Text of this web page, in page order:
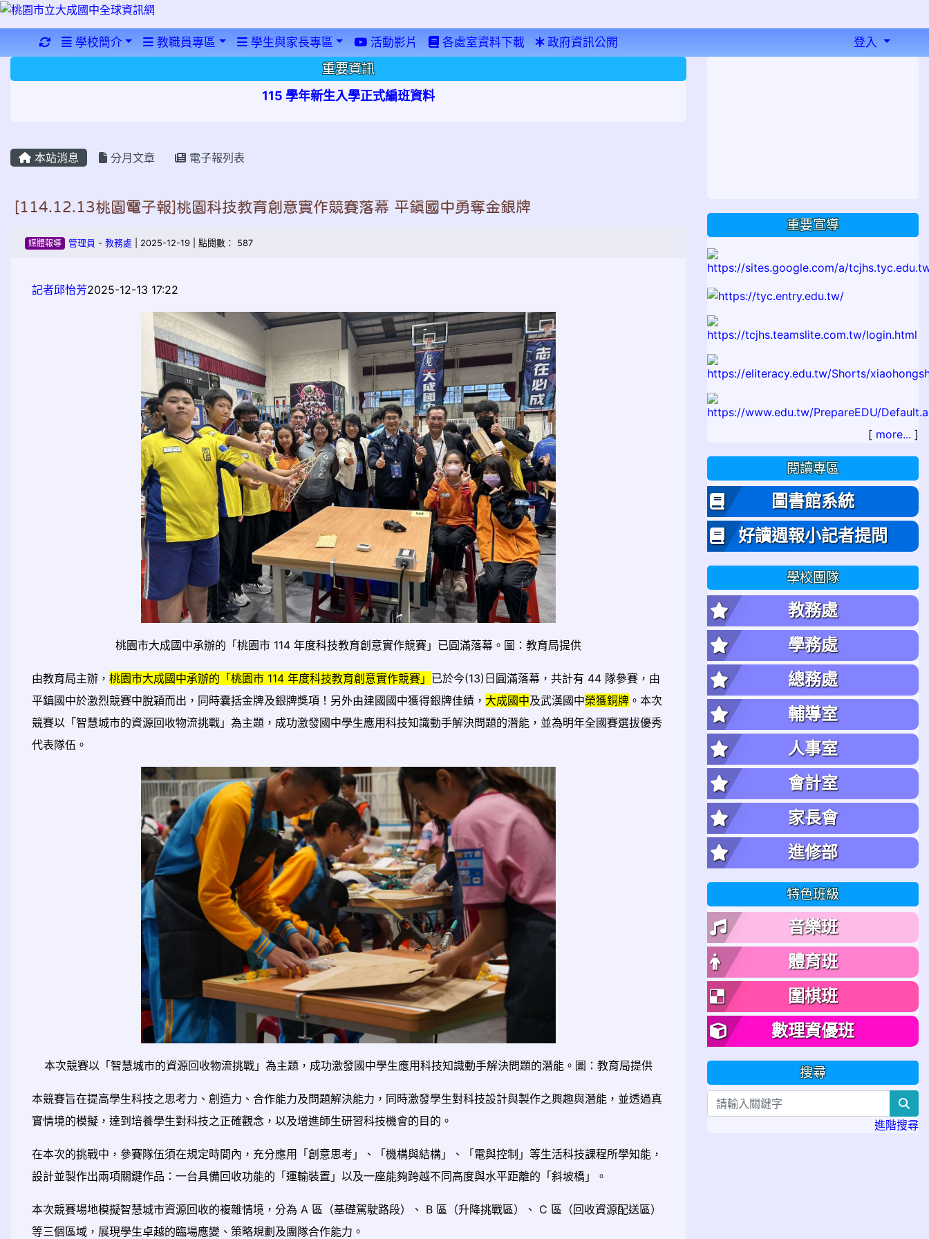
重新取得佈景設定
學校簡介 教職員專區 學生與家長專區 活動影片 各處室資料下載 政府資訊公開 登入
重要資訊
115 學年新生入學正式編班資料
本站消息 分月文章 電子報列表
[114.12.13桃園電子報]桃園科技教育創意實作競賽落幕 平鎮國中勇奪金銀牌
媒體報導 管理員 - 教務處 | 2025-12-19 | 點閱數： 587
記者邱怡芳2025-12-13 17:22
link to https://www.tcjhs.tyc.edu.tw/uploads/tadnews/image/323.jpg
桃園市大成國中承辦的「桃園市 114 年度科技教育創意實作競賽」已圓滿落幕。圖：教育局提供
由教育局主辦， 桃園市大成國中承辦的「桃園市 114 年度科技教育創意實作競賽」 已於今(13)日圓滿落幕，共計有 44 隊參賽，由
平鎮國中於激烈競賽中脫穎而出，同時囊括金牌及銀牌獎項！另外由建國國中獲得銀牌佳績， 大成國中及武漢國中榮獲銅牌 。本次
競賽以「智慧城市的資源回收物流挑戰」為主題，成功激發國中學生應用科技知識動手解決問題的潛能，並為明年全國賽選拔優秀
代表隊伍。
link to https://www.tcjhs.tyc.edu.tw/uploads/tadnews/image/243-1.jpg
本次競賽以「智慧城市的資源回收物流挑戰」為主題，成功激發國中學生應用科技知識動手解決問題的潛能。圖：教育局提供
本競賽旨在提高學生科技之思考力、創造力、合作能力及問題解決能力，同時激發學生對科技設計與製作之興趣與潛能，並透過真
實情境的模擬，達到培養學生對科技之正確觀念，以及增進師生研習科技機會的目的。
在本次的挑戰中，參賽隊伍須在規定時間內，充分應用「創意思考」、「機構與結構」、「電與控制」等生活科技課程所學知能，
設計並製作出兩項關鍵作品：一台具備回收功能的「運輸裝置」以及一座能夠跨越不同高度與水平距離的「斜坡橋」。
本次競賽場地模擬智慧城市資源回收的複雜情境，分為 A 區（基礎駕駛路段）、 B 區（升降挑戰區）、 C 區（回收資源配送區）
等三個區域，展現學生卓越的臨場應變、策略規劃及團隊合作能力。
重要宣導
[ more... ]
閱讀專區
圖書館系統
好讀週報小記者提問
學校團隊
教務處
學務處
總務處
輔導室
人事室
會計室
家長會
進修部
特色班級
音樂班
體育班
圍棋班
數理資優班
搜尋
進階搜尋